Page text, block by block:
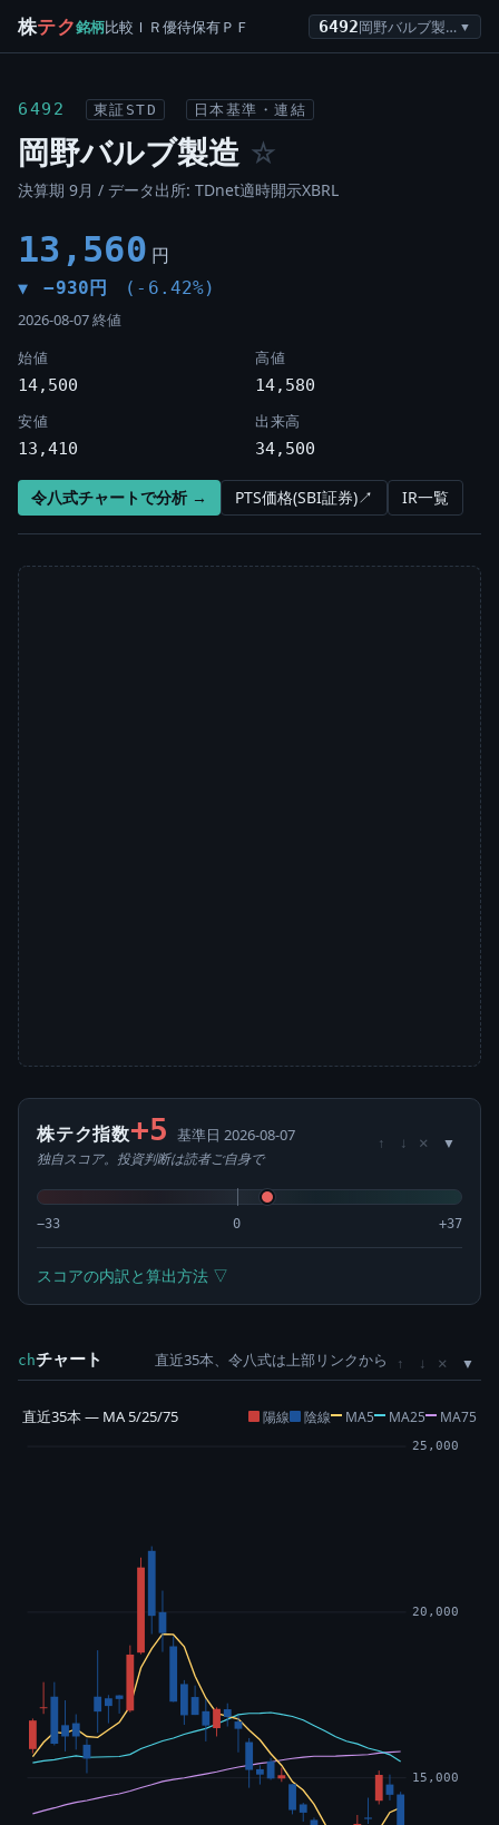
株テク銘柄比較 ＩＲ優待保有ＰＦ 6492 岡野バルブ製造 ▼
6492 東証STD 日本基準・連結
岡野バルブ製造 ☆
決算期 9月 / データ出所: TDnet適時開示XBRL
13,560 円
▼ −930円 (-6.42%)
2026-08-07 終値
始値
14,500
高値
14,580
安値
13,410
出来高
34,500
令八式チャートで分析 → PTS価格(SBI証券)↗ IR一覧
株テク指数+5 基準日 2026-08-07
独自スコア。投資判断は読者ご自身で
↑ ↓ ×
−33 0 +37
スコアの内訳と算出方法 ▽
chチャート 直近35本、令八式は上部リンクから ↑ ↓ ×
直近35本 — MA 5/25/75 陽線 陰線 MA5 MA25 MA75
15,000
20,000
25,000